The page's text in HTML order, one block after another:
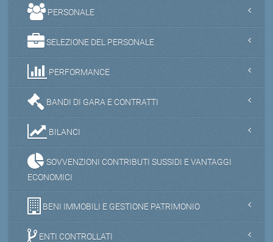
PERSONALE
SELEZIONE DEL PERSONALE
PERFORMANCE
BANDI DI GARA E CONTRATTI
BILANCI
SOVVENZIONI CONTRIBUTI SUSSIDI E VANTAGGI
ECONOMICI
BENI IMMOBILI E GESTIONE PATRIMONIO
ENTI CONTROLLATI